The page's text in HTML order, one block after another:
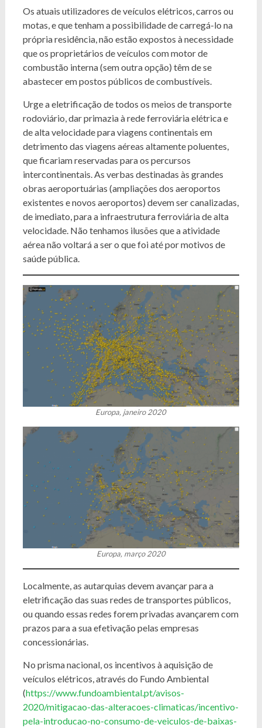
Os atuais utilizadores de veículos elétricos, carros ou
motas, e que tenham a possibilidade de carregá-lo na
própria residência, não estão expostos à necessidade
que os proprietários de veículos com motor de
combustão interna (sem outra opção) têm de se
abastecer em postos públicos de combustíveis.
Urge a eletrificação de todos os meios de transporte
rodoviário, dar primazia à rede ferroviária elétrica e
de alta velocidade para viagens continentais em
detrimento das viagens aéreas altamente poluentes,
que ficariam reservadas para os percursos
intercontinentais. As verbas destinadas às grandes
obras aeroportuárias (ampliações dos aeroportos
existentes e novos aeroportos) devem ser canalizadas,
de imediato, para a infraestrutura ferroviária de alta
velocidade. Não tenhamos ilusões que a atividade
aérea não voltará a ser o que foi até por motivos de
saúde pública.
Europa, janeiro 2020
Europa, março 2020
Localmente, as autarquias devem avançar para a
eletrificação das suas redes de transportes públicos,
ou quando essas redes forem privadas avançarem com
prazos para a sua efetivação pelas empresas
concessionárias.
No prisma nacional, os incentivos à aquisição de
veículos elétricos, através do Fundo Ambiental
(https://www.fundoambiental.pt/avisos-
2020/mitigacao-das-alteracoes-climaticas/incentivo-
pela-introducao-no-consumo-de-veiculos-de-baixas-